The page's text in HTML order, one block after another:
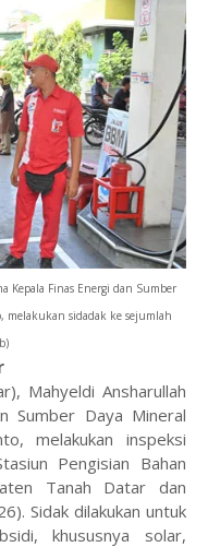
Kepala Finas Energi dan Sumber
melakukan sidadak ke sejumlah
Mahyeldi Ansharullah
Sumber Daya Mineral
melakukan inspeksi
Pengisian Bahan
Tanah Datar dan
Sidak dilakukan untuk
khususnya solar,